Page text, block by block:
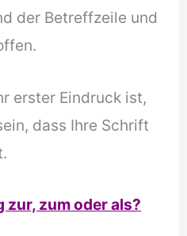
der Betreffzeile und
erster Eindruck ist,
dass Ihre Schrift
zur, zum oder als?